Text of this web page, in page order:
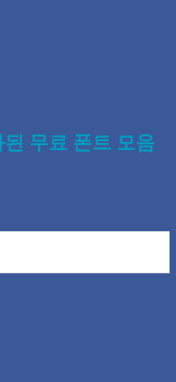
무료 폰트 모음